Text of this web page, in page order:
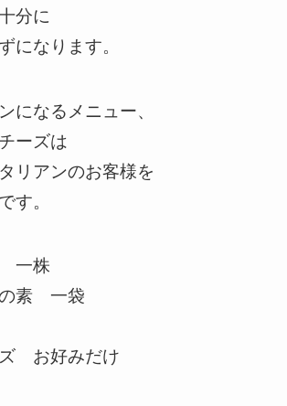
分に
になります。
になるメニュー、
ーズは
リアンのお客様を
す。
一株
の素 一袋
お好みだけ